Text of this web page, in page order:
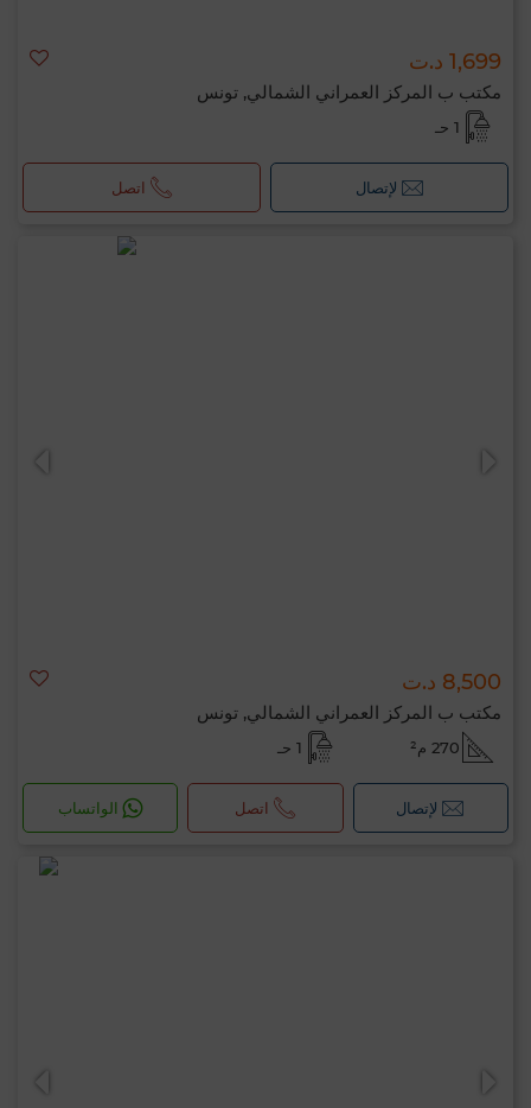
1,699 د.ت
مكتب ب المركز العمراني الشمالي, تونس
1 حـ
لإتصال اتصل
8,500 د.ت
مكتب ب المركز العمراني الشمالي, تونس
270 م² 1 حـ
لإتصال اتصل الواتساب